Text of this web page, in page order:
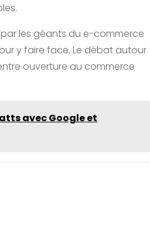
par les géants du e-commerce
y faire face. Le débat autour
ouverture au commerce
avec Google et